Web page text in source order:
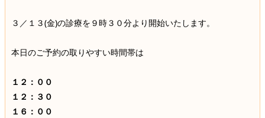
３／１３(金)の診療を９時３０分より開始いたします。
本日のご予約の取りやすい時間帯は
１２：００
１２：３０
１６：００